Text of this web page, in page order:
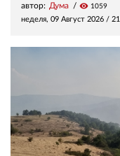
автор: Дума visibility 1059
неделя, 09 Август 2026 /